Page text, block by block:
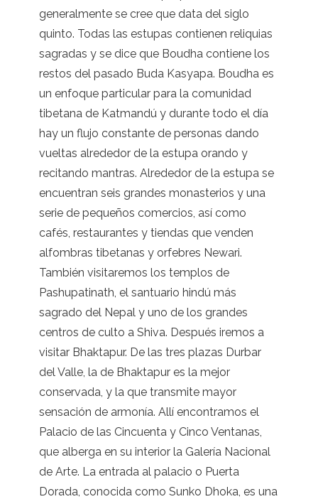
generalmente se cree que data del siglo
quinto. Todas las estupas contienen reliquias
sagradas y se dice que Boudha contiene los
restos del pasado Buda Kasyapa. Boudha es
un enfoque particular para la comunidad
tibetana de Katmandú y durante todo el día
hay un flujo constante de personas dando
vueltas alrededor de la estupa orando y
recitando mantras. Alrededor de la estupa se
encuentran seis grandes monasterios y una
serie de pequeños comercios, así como
cafés, restaurantes y tiendas que venden
alfombras tibetanas y orfebres Newari.
También visitaremos los templos de
Pashupatinath, el santuario hindú más
sagrado del Nepal y uno de los grandes
centros de culto a Shiva. Después iremos a
visitar Bhaktapur. De las tres plazas Durbar
del Valle, la de Bhaktapur es la mejor
conservada, y la que transmite mayor
sensación de armonía. Allí encontramos el
Palacio de las Cincuenta y Cinco Ventanas,
que alberga en su interior la Galería Nacional
de Arte. La entrada al palacio o Puerta
Dorada, conocida como Sunko Dhoka, es una